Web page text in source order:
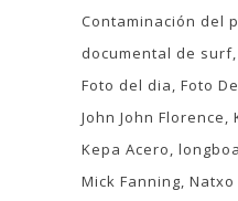
Contaminación del
documental de surf
Foto del dia Foto
John John Florence
Kepa Acero
Mick Fanning Natxo